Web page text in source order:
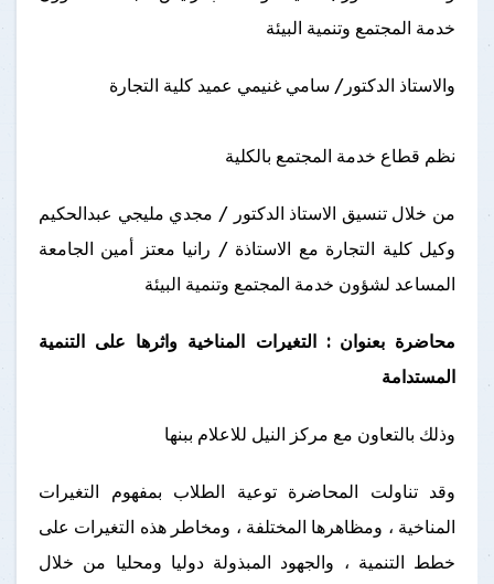
خدمة المجتمع وتنمية البيئة
والاستاذ الدكتور/ سامي غنيمي عميد كلية التجارة
نظم قطاع خدمة المجتمع بالكلية
من خلال تنسيق الاستاذ الدكتور / مجدي مليجي عبدالحكيم
وكيل كلية التجارة مع الاستاذة / رانيا معتز أمين الجامعة
المساعد لشؤون خدمة المجتمع وتنمية البيئة
محاضرة بعنوان : التغيرات المناخية واثرها على التنمية
المستدامة
وذلك بالتعاون مع مركز النيل للاعلام ببنها
وقد تناولت المحاضرة توعية الطلاب بمفهوم التغيرات
المناخية ، ومظاهرها المختلفة ، ومخاطر هذه التغيرات على
خطط التنمية ، والجهود المبذولة دوليا ومحليا من خلال